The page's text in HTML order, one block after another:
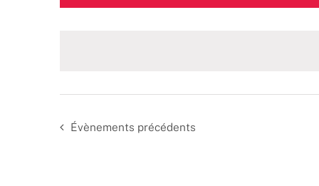
une
Évènements précédents